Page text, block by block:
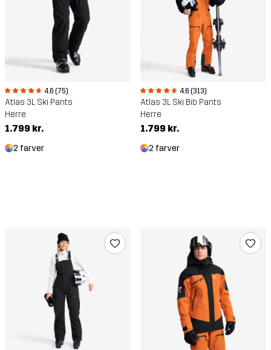
4.6 (75)
Atlas 3L Ski Pants
Herre
1.799 kr.
2 farver
4.6 (313)
Atlas 3L Ski Bib Pants
Herre
1.799 kr.
2 farver